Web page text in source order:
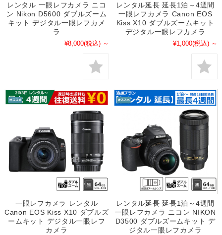
レンタル 一眼レフカメラ ニコ
ン Nikon D5600 ダブルズーム
キット デジタル一眼レフカメ
ラ
¥8,000(税込) ～
レンタル延長 延長1泊～4週間
一眼レフカメラ Canon EOS
Kiss X10 ダブルズームキット
デジタル一眼レフカメラ
¥1,000(税込) ～
一眼レフカメラ レンタル
Canon EOS Kiss X10 ダブルズ
ームキット デジタル一眼レフ
カメラ
レンタル延長 延長1泊～4週間
一眼レフカメラ ニコン NIKON
D3500 ダブルズームキット デ
ジタル一眼レフカメラ